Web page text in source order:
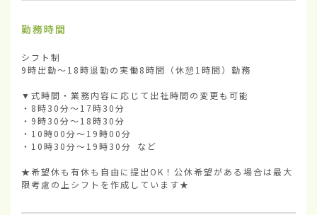
勤務時間
シフト制
9時出勤～18時退勤の実働8時間（休憩1時間）勤務
▼式時間・業務内容に応じて出社時間の変更も可能
・8時30分～17時30分
・9時30分～18時30分
・10時00分～19時00分
・10時30分～19時30分 など
★希望休も有休も自由に提出OK！公休希望がある場合は最大
限考慮の上シフトを作成しています★